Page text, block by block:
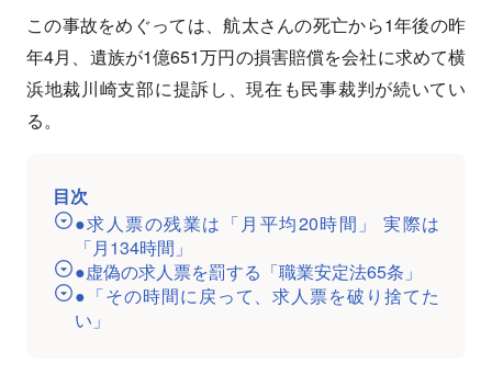
この事故をめぐっては、航太さんの死亡から1年後の昨
年4月、遺族が1億651万円の損害賠償を会社に求めて横
浜地裁川崎支部に提訴し、現在も民事裁判が続いてい
る。
目次
●求人票の残業は「月平均20時間」 実際は
「月134時間」
●虚偽の求人票を罰する「職業安定法65条」
●「その時間に戻って、求人票を破り捨てた
い」